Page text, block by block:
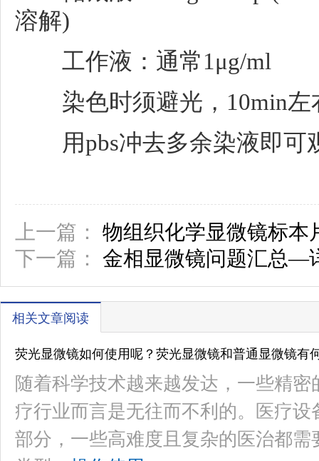
溶解)
工作液：通常1μg/ml
染色时须避光，10min左
用pbs冲去多余染液即可
上一篇： 物组织化学显微镜标本
下一篇： 金相显微镜问题汇总—
相关文章阅读
荧光显微镜如何使用呢？荧光显微镜和普通显微镜有
随着科学技术越来越发达，一些精
疗行业而言是无往而不利的。医疗
部分，一些高难度且复杂的医治都